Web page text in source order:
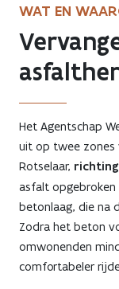
WAT EN
Het Agentschap
uit op twee zones
Rotselaar,
asfalt opgebroken
betonlaag, die na
Zodra het beton
omwonenden
comfortabeler